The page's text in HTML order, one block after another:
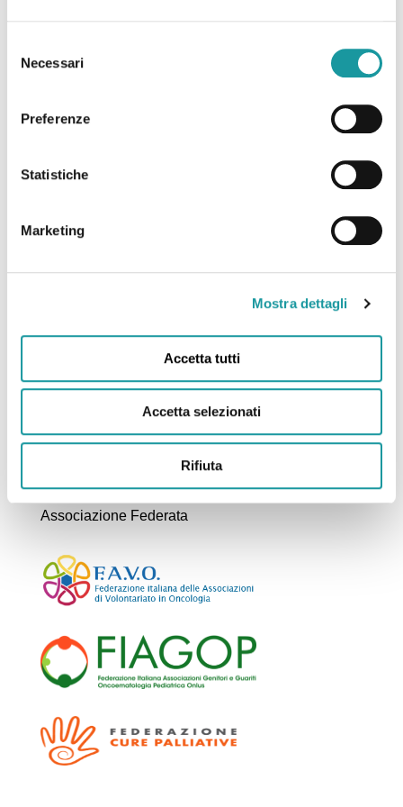
delNecessari
Preferenze
Statistiche
Marketing
Mostra dettagli
Accetta tutti
Accetta selezionati
Rifiuta
Ageop Ricerca – Odv
c/o IRCCS Policlinico Sant’Orsola – Azienda
Ospedaliero-Universitaria di Bologna
Oncoematologia pediatrica
Tel. 0039 051 399621
Fax.0039 051 309650
Associazione Federata